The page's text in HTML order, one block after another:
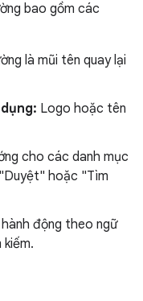
bao gồm các
là mũi tên quay lại
Logo hoặc tên
cho các danh mục
hoặc "Tìm
động theo ngữ